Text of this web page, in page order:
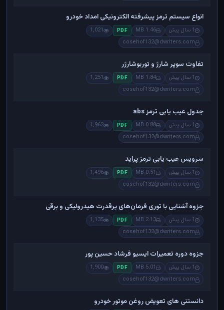
انواع سیستم ترمز پیشرفته الکترونیکی امداد خودرو
1 سال پیش 1.46 MB
PDF
1,021
cosehof132@dwriters.com
تفاوت سوپر شارژ و توربوشارژر
1 سال پیش 1.84 MB
PDF
1,251
cosehof132@dwriters.com
جدول عیب یابی ترمز abs
1 سال پیش 0.88 MB
PDF
1,962
cosehof132@dwriters.com
سرویس عیب یابی ترمز پراید
1 سال پیش 0.51 MB
PDF
1,496
cosehof132@dwriters.com
جزوه آشنایی با توری فرمان‌های پرقدرت هیدرولیکی و برقی
1 سال پیش 2.13 MB
PDF
1,135
cosehof132@dwriters.com
جزوه دوره تعمیرات ایسیو فرشاد حسین پور
1 سال پیش 5.01 MB
PDF
1,900
cosehof132@dwriters.com
دانستنی های تعویض روغن موتور خودرو